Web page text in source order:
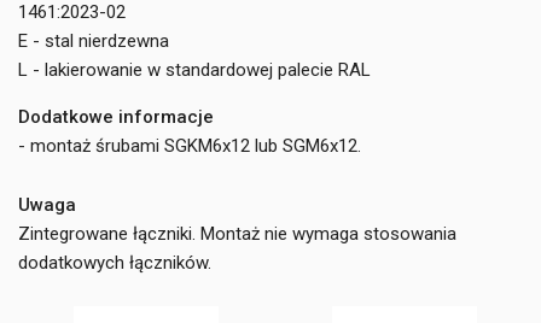
1461:2023-02
E - stal nierdzewna
L - lakierowanie w standardowej palecie RAL
Dodatkowe informacje
- montaż śrubami SGKM6x12 lub SGM6x12.
Uwaga
Zintegrowane łączniki. Montaż nie wymaga stosowania
dodatkowych łączników.